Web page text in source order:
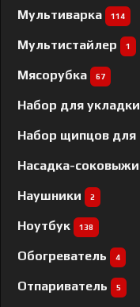
Мультиварка 114
Мультистайлер 1
Мясорубка 67
Набор для
Набор щипцов
Насадка-
Наушники 2
Ноутбук 138
Обогреватель 4
Отпариватель 5